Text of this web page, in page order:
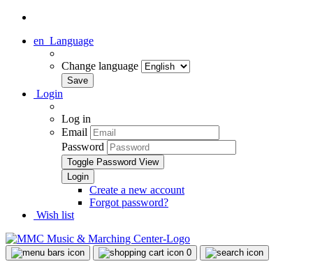
en Language
Change language
Login
Log in
Email
Password
Toggle Password View
Create a new account
Forgot password?
Wish list
0